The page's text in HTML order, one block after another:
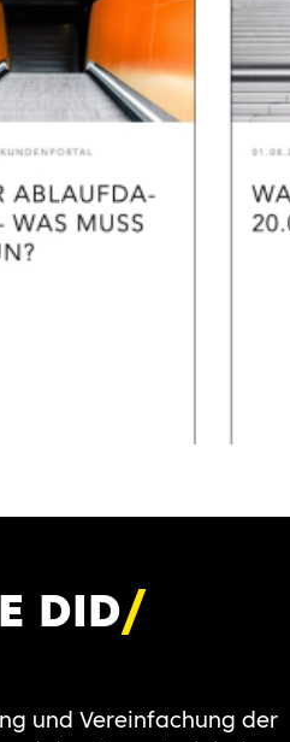
DID
und Vereinfachung der